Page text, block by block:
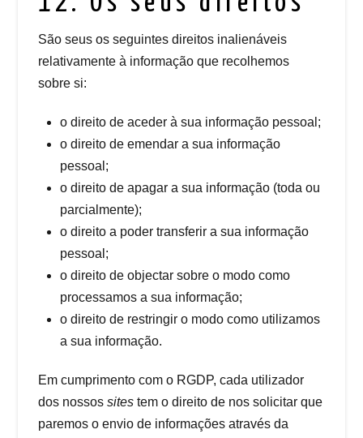
São seus os seguintes direitos inalienáveis
relativamente à informação que recolhemos
sobre si:
o direito de aceder à sua informação pessoal;
o direito de emendar a sua informação
pessoal;
o direito de apagar a sua informação (toda ou
parcialmente);
o direito a poder transferir a sua informação
pessoal;
o direito de objectar sobre o modo como
processamos a sua informação;
o direito de restringir o modo como utilizamos
a sua informação.
Em cumprimento com o RGDP, cada utilizador
dos nossossites tem o direito de nos solicitar que
paremos o envio de informações através da